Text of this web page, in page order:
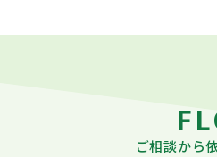
ご相談から